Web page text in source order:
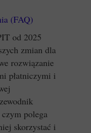
(FAQ)
od 2025
zmian dla
rozwiązanie
płatniczymi i
polega
skorzystać i